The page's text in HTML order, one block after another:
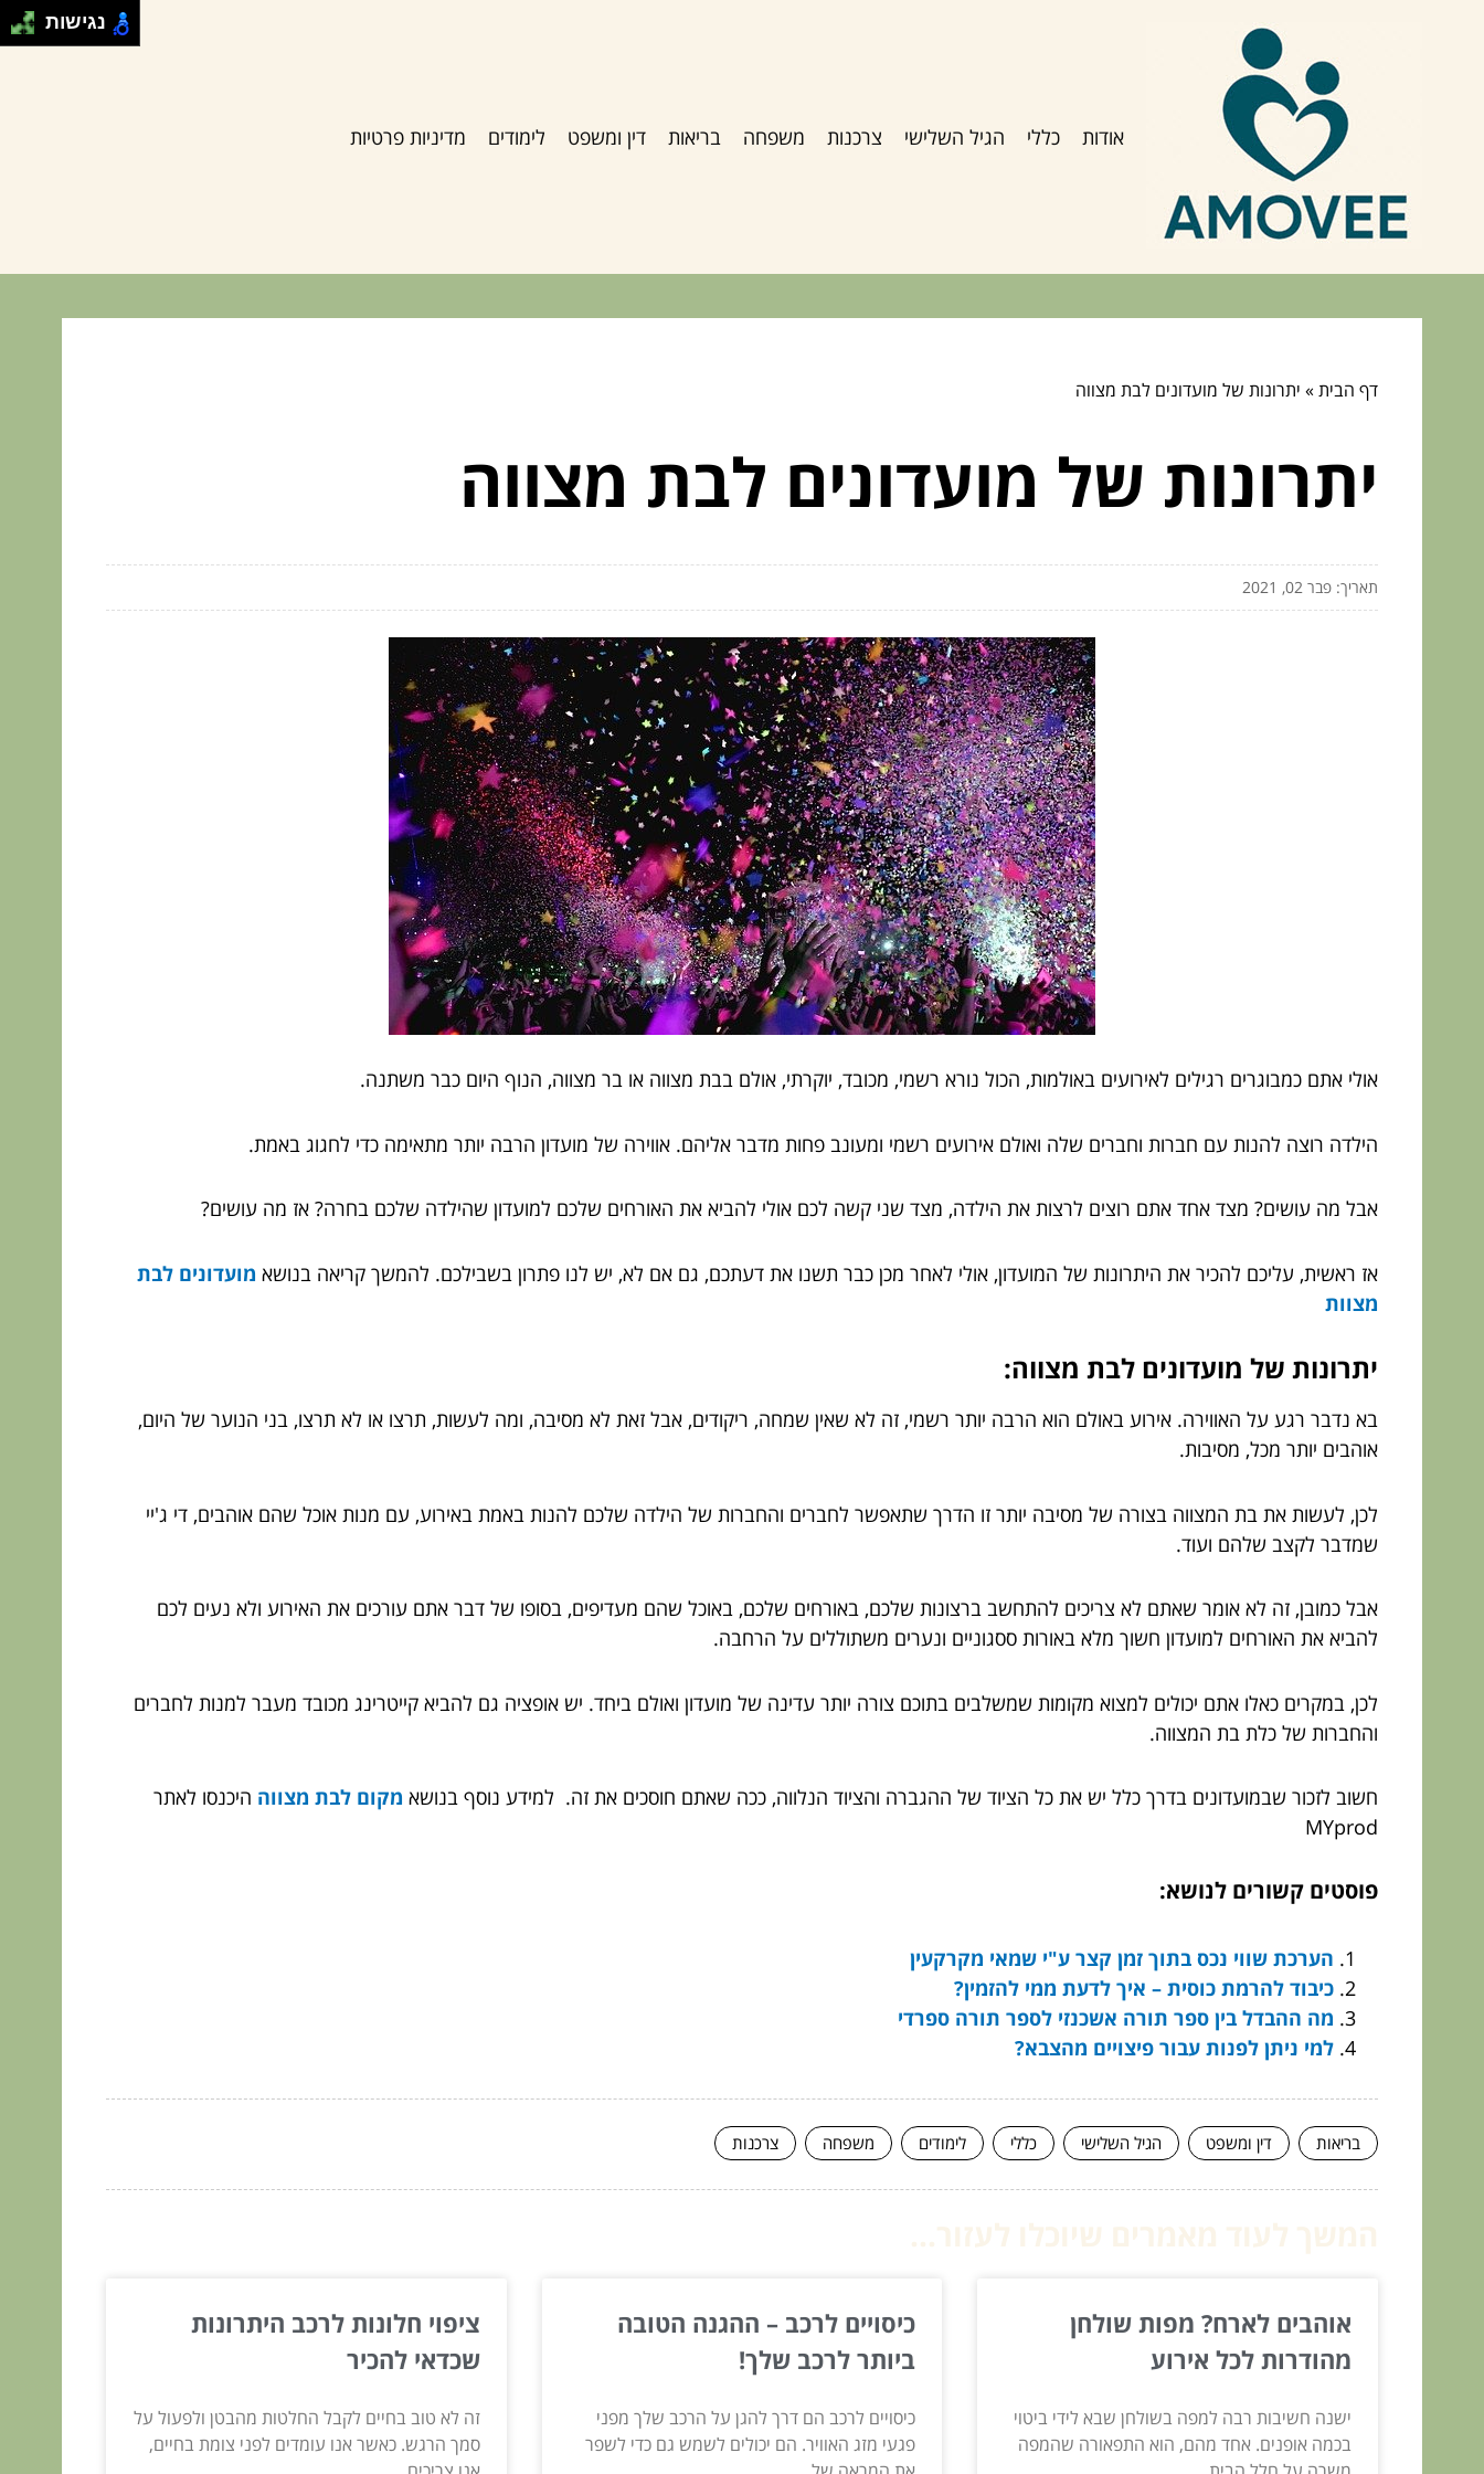
אודות כללי הגיל השלישי צרכנות משפחה בריאות דין ומשפט לימודים מדיניות פרטיות
דף הבית» יתרונות של מועדונים לבת מצווה
יתרונות של מועדונים לבת מצווה
תאריך: פבר 02, 2021
אולי אתם כמבוגרים רגילים לאירועים באולמות, הכול נורא רשמי, מכובד, יוקרתי, אולם בבת מצווה או בר מצווה, הנוף היום כבר משתנה.
הילדה רוצה להנות עם חברות וחברים שלה ואולם אירועים רשמי ומעונב פחות מדבר אליהם. אווירה של מועדון הרבה יותר מתאימה כדי לחגוג באמת.
אבל מה עושים? מצד אחד אתם רוצים לרצות את הילדה, מצד שני קשה לכם אולי להביא את האורחים שלכם למועדון שהילדה שלכם בחרה? אז מה עושים?
אז ראשית, עליכם להכיר את היתרונות של המועדון, אולי לאחר מכן כבר תשנו את דעתכם, גם אם לא, יש לנו פתרון בשבילכם. להמשך קריאה בנושא מועדונים לבת
מצוות
יתרונות של מועדונים לבת מצווה:
בא נדבר רגע על האווירה. אירוע באולם הוא הרבה יותר רשמי, זה לא שאין שמחה, ריקודים, אבל זאת לא מסיבה, ומה לעשות, תרצו או לא תרצו, בני הנוער של היום,
אוהבים יותר מכל, מסיבות.
לכן, לעשות את בת המצווה בצורה של מסיבה יותר זו הדרך שתאפשר לחברים והחברות של הילדה שלכם להנות באמת באירוע, עם מנות אוכל שהם אוהבים, די ג'יי
שמדבר לקצב שלהם ועוד.
אבל כמובן, זה לא אומר שאתם לא צריכים להתחשב ברצונות שלכם, באורחים שלכם, באוכל שהם מעדיפים, בסופו של דבר אתם עורכים את האירוע ולא נעים לכם
להביא את האורחים למועדון חשוך מלא באורות ססגוניים ונערים משתוללים על הרחבה.
לכן, במקרים כאלו אתם יכולים למצוא מקומות שמשלבים בתוכם צורה יותר עדינה של מועדון ואולם ביחד. יש אופציה גם להביא קייטרינג מכובד מעבר למנות לחברים
והחברות של כלת בת המצווה.
חשוב לזכור שבמועדונים בדרך כלל יש את כל הציוד של ההגברה והציוד הנלווה, ככה שאתם חוסכים את זה. למידע נוסף בנושא מקום לבת מצווה היכנסו לאתר
MYprod
פוסטים קשורים לנושא:
הערכת שווי נכס בתוך זמן קצר ע"י שמאי מקרקעין
כיבוד להרמת כוסית – איך לדעת ממי להזמין?
מה ההבדל בין ספר תורה אשכנזי לספר תורה ספרדי
למי ניתן לפנות עבור פיצויים מהצבא?
בריאות דין ומשפט הגיל השלישי כללי לימודים משפחה צרכנות
אוהבים לארח? מפות שולחן
מהודרות לכל אירוע
ישנה חשיבות רבה למפה בשולחן שבא לידי ביטוי
בכמה אופנים. אחד מהם, הוא התפאורה שהמפה
כיסויים לרכב – ההגנה הטובה
ביותר לרכב שלך!
כיסויים לרכב הם דרך להגן על הרכב שלך מפני
פגעי מזג האוויר. הם יכולים לשמש גם כדי לשפר
ציפוי חלונות לרכב היתרונות
שכדאי להכיר
זה לא טוב בחיים לקבל החלטות מהבטן ולפעול על
סמך הרגש. כאשר אנו עומדים לפני צומת בחיים,
נגישות